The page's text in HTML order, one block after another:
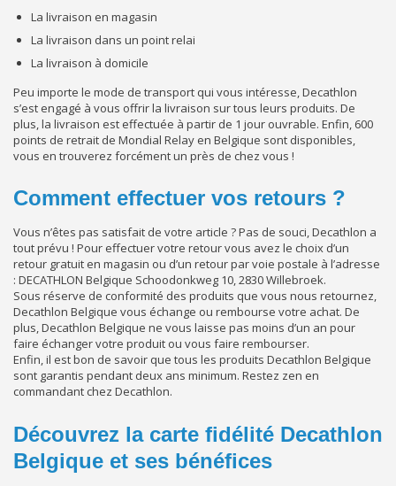
La livraison en magasin
La livraison dans un point relai
La livraison à domicile
Peu importe le mode de transport qui vous intéresse, Decathlon
s’est engagé à vous offrir la livraison sur tous leurs produits. De
plus, la livraison est effectuée à partir de 1 jour ouvrable. Enfin, 600
points de retrait de Mondial Relay en Belgique sont disponibles,
vous en trouverez forcément un près de chez vous !
Comment effectuer vos retours ?
Vous n’êtes pas satisfait de votre article ? Pas de souci, Decathlon a
tout prévu ! Pour effectuer votre retour vous avez le choix d’un
retour gratuit en magasin ou d’un retour par voie postale à l’adresse
: DECATHLON Belgique Schoodonkweg 10, 2830 Willebroek.
Sous réserve de conformité des produits que vous nous retournez,
Decathlon Belgique vous échange ou rembourse votre achat. De
plus, Decathlon Belgique ne vous laisse pas moins d’un an pour
faire échanger votre produit ou vous faire rembourser.
Enfin, il est bon de savoir que tous les produits Decathlon Belgique
sont garantis pendant deux ans minimum. Restez zen en
commandant chez Decathlon.
Découvrez la carte fidélité Decathlon
Belgique et ses bénéfices